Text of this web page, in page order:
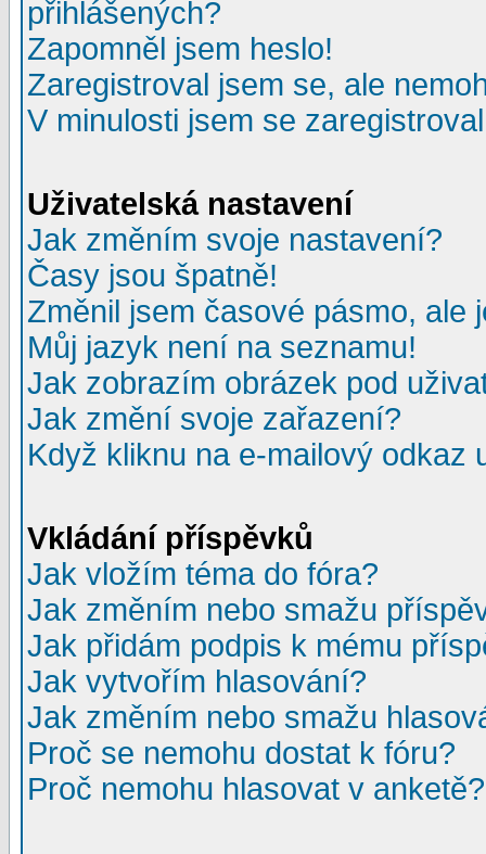
přihlášených?
Zapomněl jsem heslo!
Zaregistroval jsem se, ale
V minulosti jsem se
Uživatelská nastavení
Jak změním svoje nastavení?
Časy jsou špatně!
Změnil jsem časové pásmo, ale
Můj jazyk není na seznamu!
Jak zobrazím obrázek pod
Jak změní svoje zařazení?
Když kliknu na e-mailový odkaz
Vkládání příspěvků
Jak vložím téma do fóra?
Jak změním nebo smažu
Jak přidám podpis k mému
Jak vytvořím hlasování?
Jak změním nebo smažu
Proč se nemohu dostat k fóru?
Proč nemohu hlasovat v anketě?